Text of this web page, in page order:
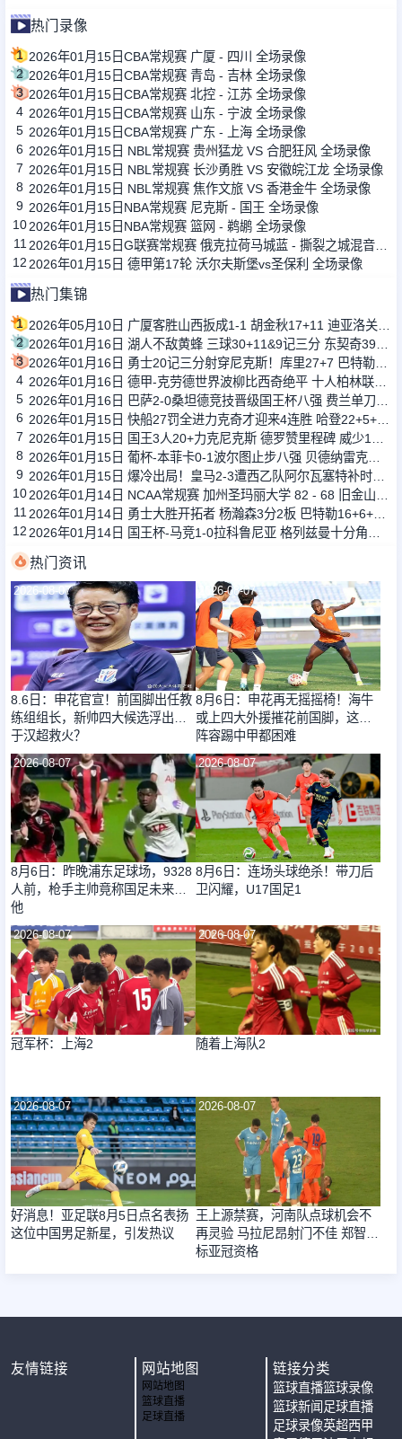
热门录像
1 2026年01月15日CBA常规赛 广厦 - 四川 全场录像
2 2026年01月15日CBA常规赛 青岛 - 吉林 全场录像
3 2026年01月15日CBA常规赛 北控 - 江苏 全场录像
4 2026年01月15日CBA常规赛 山东 - 宁波 全场录像
5 2026年01月15日CBA常规赛 广东 - 上海 全场录像
6 2026年01月15日 NBL常规赛 贵州猛龙 VS 合肥狂风 全场录像
7 2026年01月15日 NBL常规赛 长沙勇胜 VS 安徽皖江龙 全场录像
8 2026年01月15日 NBL常规赛 焦作文旅 VS 香港金牛 全场录像
9 2026年01月15日NBA常规赛 尼克斯 - 国王 全场录像
102026年01月15日NBA常规赛 篮网 - 鹈鹕 全场录像
11
12 2026年01月15日 德甲第17轮 沃尔夫斯堡vs圣保利 全场录像
热门集锦
1
2
3
4
5
6
7
8
9
10
11
12
热门资讯
2026-08-07
8.6日：申花官宣！前国脚出任教
练组组长，新帅四大候选浮出，
于汉超救火？
2026-08-07
8月6日：申花再无摇摇椅！海牛
或上四大外援摧花前国脚，这套
阵容踢中甲都困难
2026-08-07
8月6日：昨晚浦东足球场，9328
人前，枪手主帅竟称国足未来是
他
2026-08-07
8月6日：连场头球绝杀！带刀后
卫闪耀，U17国足1
2026-08-07
冠军杯：上海2
2026-08-07
随着上海队2
2026-08-07
好消息！亚足联8月5日点名表扬
这位中国男足新星，引发热议
2026-08-07
王上源禁赛，河南队点球机会不
再灵验 马拉尼昂射门不佳 郑智目
标亚冠资格
友情链接 网站地图
网站地图
篮球直播
足球直播
链接分类
篮球直播篮球录像
篮球新闻 足球直播
足球录像英超西甲